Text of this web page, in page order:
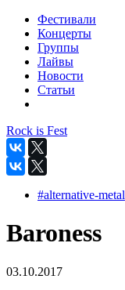
Фестивали
Концерты
Группы
Лайвы
Новости
Статьи
Rock is Fest
#alternative-metal
Baroness
03.10.2017